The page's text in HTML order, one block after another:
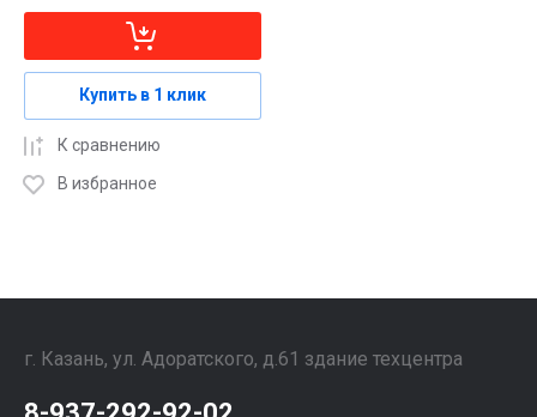
Купить в 1 клик
К сравнению
В избранное
г. Казань, ул. Адоратского, д.61 здание техцентра